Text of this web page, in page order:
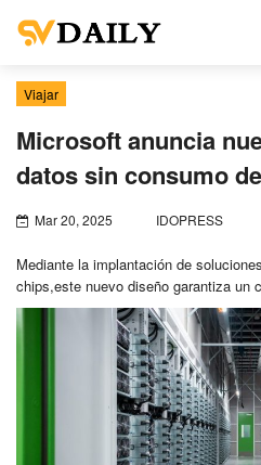
Viajar
Microsoft anuncia
datos sin consumo
Mar 20, 2025 IDOPRESS
Mediante la implantación de
chips,este nuevo diseño garantiza un